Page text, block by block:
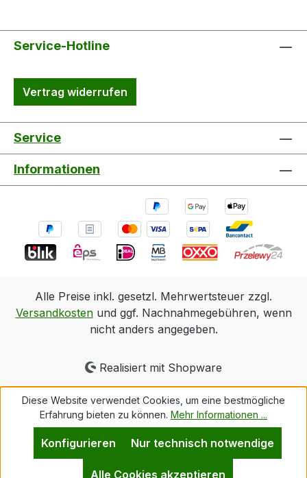
Service-Hotline
Vertrag widerrufen
Service
Informationen
Alle Preise inkl. gesetzl. Mehrwertsteuer zzgl.
Versandkostenund ggf. Nachnahmegebühren, wenn
nicht anders angegeben.
Realisiert mit Shopware
Diese Website verwendet Cookies, um eine bestmögliche
Erfahrung bieten zu können. Mehr Informationen ...
Nur technisch notwendige
Konfigurieren
Alle Cookies akzeptieren